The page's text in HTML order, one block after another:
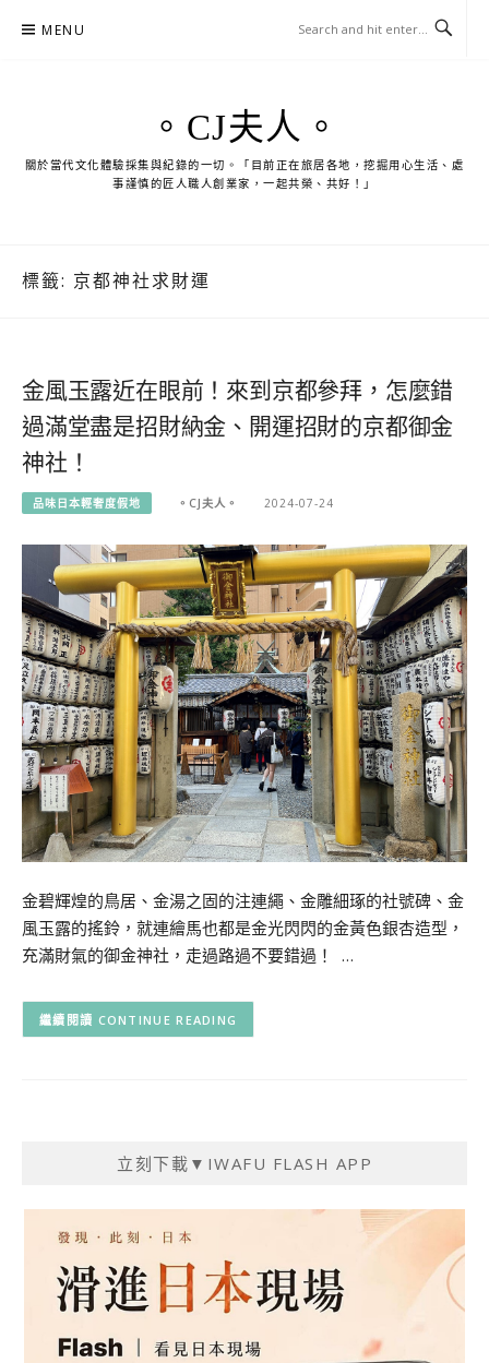
MENU
。CJ夫人。
關於當代文化體驗採集與紀錄的一切。「目前正在旅居各地，挖掘用心生活、處
事謹慎的匠人職人創業家，一起共榮、共好！」
標籤: 京都神社求財運
金風玉露近在眼前！來到京都參拜，怎麼錯
過滿堂盡是招財納金、開運招財的京都御金
神社！
品味日本輕奢度假地 。CJ夫人。 2024-07-24
金碧輝煌的鳥居、金湯之固的注連繩、金雕細琢的社號碑、金
風玉露的搖鈴，就連繪馬也都是金光閃閃的金黃色銀杏造型，
充滿財氣的御金神社，走過路過不要錯過！ …
CONTINUE READING
立刻下載▼IWAFU FLASH APP